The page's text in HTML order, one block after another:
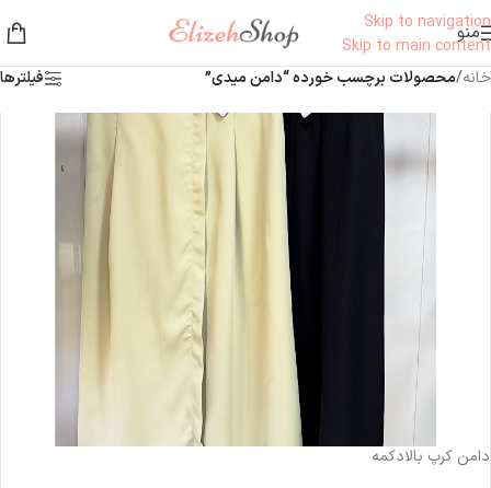
Skip to navigation
Skip to main content
منو
خانه/محصولات برچسب خورده “دامن میدی” فیلترها
دامن کرپ بالادکمه